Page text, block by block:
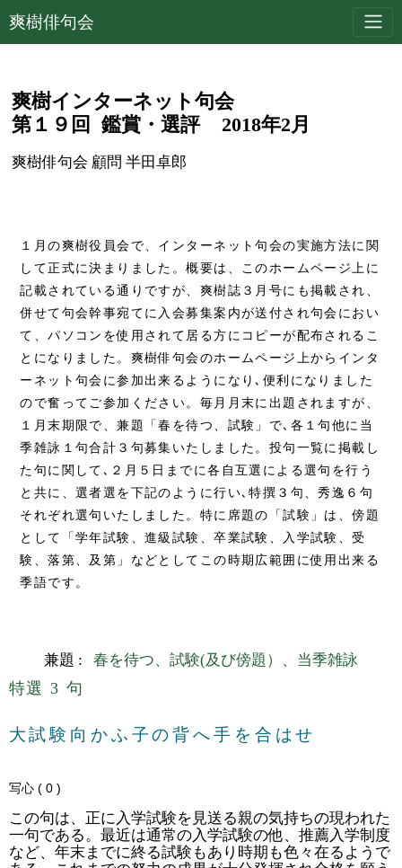
爽樹俳句会
爽樹インターネット句会
第１９回 鑑賞・選評 2018年2月
爽樹俳句会 顧問 半田卓郎
１月の爽樹役員会で、インターネット句会の実施方法に関
して正式に決まりました。概要は、このホームページ上に
記載されている通りですが、爽樹誌３月号にも掲載され、
併せて句会幹事宛てに入会募集案内が送付され句会におい
て、パソコンを使用されて居る方にコピーが配布されるこ
とになりました。爽樹俳句会のホームページ上からインタ
ーネット句会に参加出来るようになり､便利になりました
ので奮ってご参加ください。毎月月末に出題されますが、
１月末期限で、兼題「春を待つ、試験」で､各１句他に当
季雑詠１句合計３句募集いたしました。投句一覧に掲載し
た句に関して､２月５日までに各自互選による選句を行う
と共に、選者選を下記のように行い､特撰３句、秀逸６句
それぞれ選句いたしました。特に席題の「試験」は、傍題
として「学年試験、進級試験、卒業試験、入学試験、受
験、落第、及第」などとしてこの時期広範囲に使用出来る
季語です。
兼題 : 春を待つ、試験(及び傍題）、当季雑詠
特選 3 句
大試験向かふ子の背へ手を合はせ
写心 ( 0 )
この句は、正に入学試験を見送る親の気持ちの現われた
一句である。最近は通常の入学試験の他、推薦入学制度
など、年末までに終る試験もあり時期も色々在るようで